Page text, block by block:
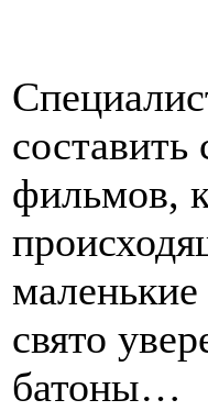
фильмов,
свято
батоны…